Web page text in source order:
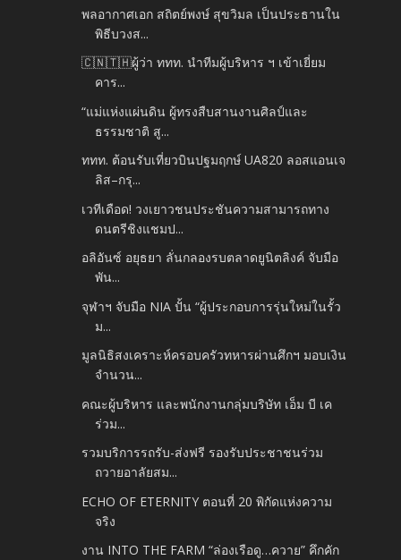
พลอากาศเอก สถิตย์พงษ์ สุขวิมล เป็นประธานใน
พิธีบวงส...
🇨🇳🇹🇭ผู้ว่า ททท. นำทีมผู้บริหาร ฯ เข้าเยี่ยม
คาร...
“แม่แห่งแผ่นดิน ผู้ทรงสืบสานงานศิลป์และ
ธรรมชาติ สู...
ททท. ต้อนรับเที่ยวบินปฐมฤกษ์ UA820 ลอสแอนเจ
ลิส–กรุ...
เวทีเดือด! วงเยาวชนประชันความสามารถทาง
ดนตรีชิงแชมป...
อลิอันซ์ อยุธยา ลั่นกลองรบตลาดยูนิตลิงค์ จับมือ
พัน...
จุฬาฯ จับมือ NIA ปั้น “ผู้ประกอบการรุ่นใหม่ในรั้ว
ม...
มูลนิธิสงเคราะห์ครอบครัวทหารผ่านศึกฯ มอบเงิน
จำนวน...
คณะผู้บริหาร และพนักงานกลุ่มบริษัท เอ็ม บี เค
ร่วม...
รวมบริการรถรับ-ส่งฟรี รองรับประชาชนร่วม
ถวายอาลัยสม...
ECHO OF ETERNITY ตอนที่ 20 พิกัดแห่งความ
จริง
งาน INTO THE FARM “ล่องเรือดู…ควาย” คึกคัก